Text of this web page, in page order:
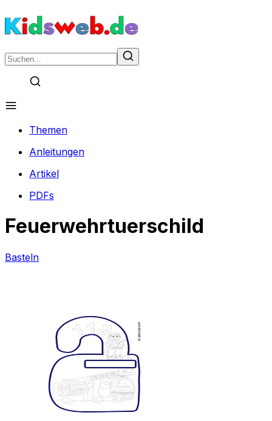
Themen
Anleitungen
Artikel
PDFs
Feuerwehrtuerschild
Basteln